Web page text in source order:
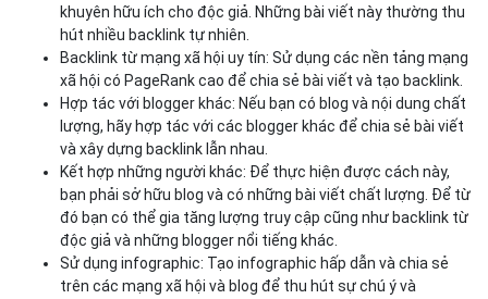
khuyên hữu ích cho độc giả. Những bài viết này thường thu
hút nhiều backlink tự nhiên.
Backlink từ mạng xã hội uy tín: Sử dụng các nền tảng mạng
xã hội có PageRank cao để chia sẻ bài viết và tạo backlink.
Hợp tác với blogger khác: Nếu bạn có blog và nội dung chất
lượng, hãy hợp tác với các blogger khác để chia sẻ bài viết
và xây dựng backlink lẫn nhau.
Kết hợp những người khác: Để thực hiện được cách này,
bạn phải sở hữu blog và có những bài viết chất lượng. Để từ
đó bạn có thể gia tăng lượng truy cập cũng như backlink từ
độc giả và những blogger nổi tiếng khác.
Sử dụng infographic: Tạo infographic hấp dẫn và chia sẻ
trên các mạng xã hội và blog để thu hút sự chú ý và